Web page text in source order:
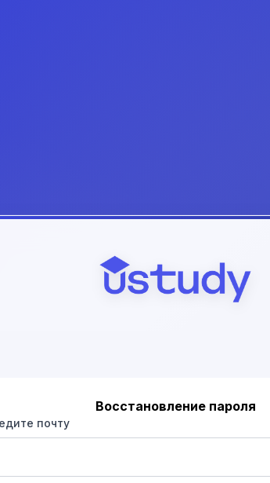
Восстановление пароля
почту